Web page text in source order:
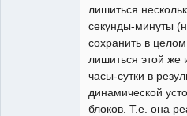
лишиться
секунды-минуты
сохранить в
лишиться этой
часы-сутки в
динамической
блоков. Т.е. она